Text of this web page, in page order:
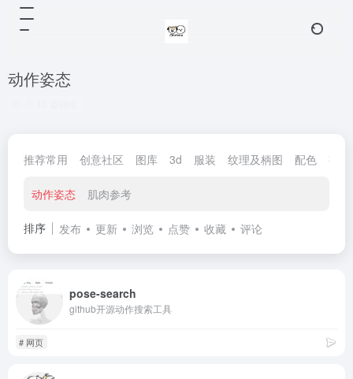
动作姿态
推荐常用 创意社区 图库 3d 服装 纹理及柄图 配色 字体
动作姿态 肌肉参考
排序 发布 更新 浏览 点赞 收藏 评论
pose-search
github开源动作搜索工具
# 网页